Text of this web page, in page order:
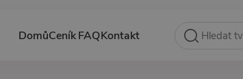
DomůCeníkFAQKontakt